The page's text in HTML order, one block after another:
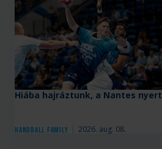
Handball Family 2026. aug. 08.
Hiába hajráztunk, a Nantes nyert